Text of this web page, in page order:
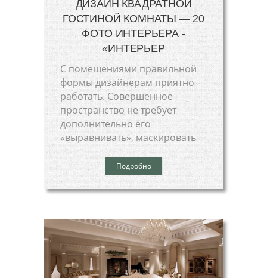
ДИЗАЙН КВАДРАТНОЙ
ГОСТИНОЙ КОМНАТЫ — 20
ФОТО ИНТЕРЬЕРА -
«ИНТЕРЬЕР
С помещениями правильной
формы дизайнерам приятно
работать. Совершенное
пространство не требует
дополнительно его
«выравнивать», маскировать
Подробно